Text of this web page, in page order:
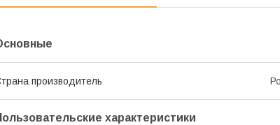
производитель
характеристики